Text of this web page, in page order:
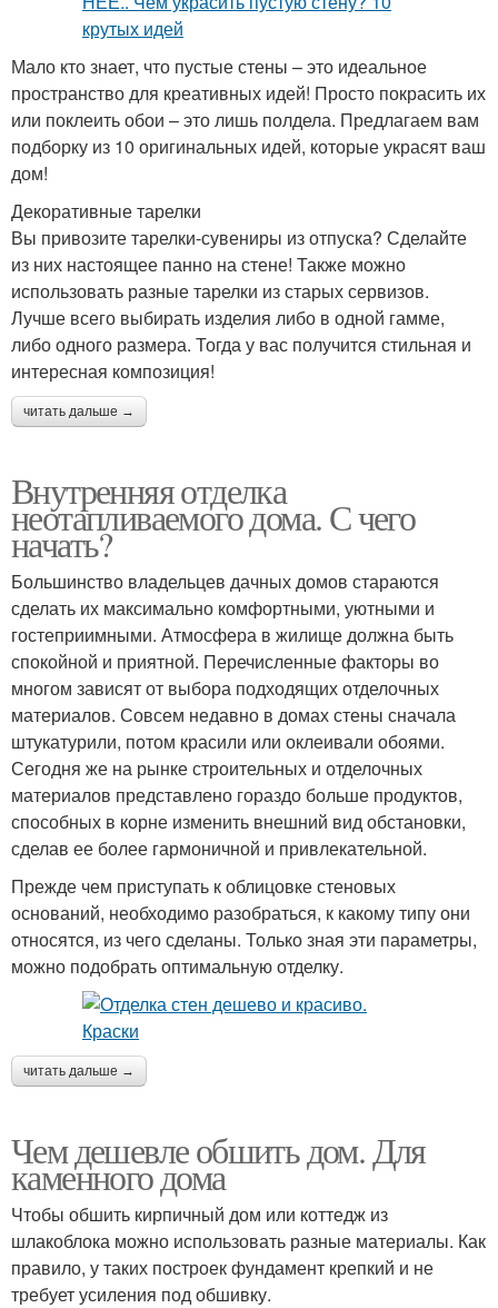
Мало кто знает, что пустые стены – это идеальное
пространство для креативных идей! Просто покрасить их
или поклеить обои – это лишь полдела. Предлагаем вам
подборку из 10 оригинальных идей, которые украсят ваш
дом!
Декоративные тарелки
Вы привозите тарелки-сувениры из отпуска? Сделайте
из них настоящее панно на стене! Также можно
использовать разные тарелки из старых сервизов.
Лучше всего выбирать изделия либо в одной гамме,
либо одного размера. Тогда у вас получится стильная и
интересная композиция!
читать дальше →
Внутренняя отделка
неотапливаемого дома. С чего
начать?
Большинство владельцев дачных домов стараются
сделать их максимально комфортными, уютными и
гостеприимными. Атмосфера в жилище должна быть
спокойной и приятной. Перечисленные факторы во
многом зависят от выбора подходящих отделочных
материалов. Совсем недавно в домах стены сначала
штукатурили, потом красили или оклеивали обоями.
Сегодня же на рынке строительных и отделочных
материалов представлено гораздо больше продуктов,
способных в корне изменить внешний вид обстановки,
сделав ее более гармоничной и привлекательной.
Прежде чем приступать к облицовке стеновых
оснований, необходимо разобраться, к какому типу они
относятся, из чего сделаны. Только зная эти параметры,
можно подобрать оптимальную отделку.
читать дальше →
Чем дешевле обшить дом. Для
каменного дома
Чтобы обшить кирпичный дом или коттедж из
шлакоблока можно использовать разные материалы. Как
правило, у таких построек фундамент крепкий и не
требует усиления под обшивку.